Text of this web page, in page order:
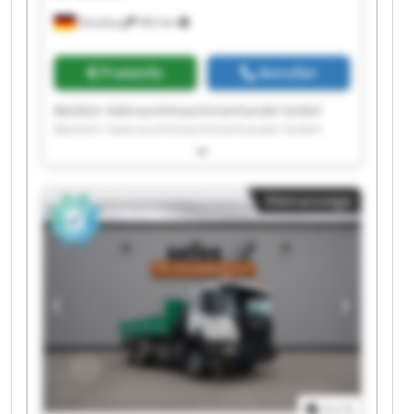
Günzburg 302 km
Preisinfo Anrufen
Bästlein Gebrauchtmaschinenhandel GmbH
Bästlein Gebrauchtmaschinenhandel GmbH
Bästlein Gebrauchtmaschinenhandel GmbH
Bästlein Gebrauchtmaschinenhandel GmbH
Bästlein Gebrauchtmaschinenhandel GmbH
Bästlein Gebrauchtmaschinenhandel GmbH
Bästlein Gebrauchtmaschinenhandel GmbH
Bästlein Gebrauchtmaschinenhandel GmbH
Bästlein Gebrauchtmaschinenhandel GmbH
Bästlein Gebrauchtmaschinenhandel GmbH
Bästlein Gebrauchtmaschinenhandel GmbH
Bästlein Gebrauchtmaschinenhandel GmbH
Bästlein Gebrauchtmaschinenhandel GmbH
Bästlein Gebrauchtmaschinenhandel GmbH
Kleinanzeige